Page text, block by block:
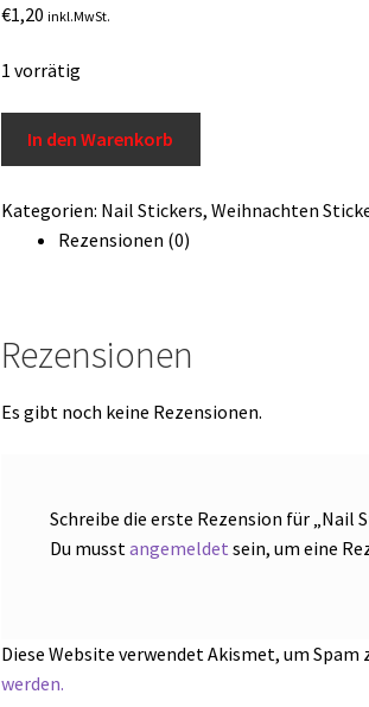
€1,20 inkl.MwSt.
1 vorrätig
Menge
In den Warenkorb
Kategorien: Nail Stickers, Weihnachten
Rezensionen (0)
Rezensionen
Es gibt noch keine Rezensionen.
Schreibe die erste Rezension für „Nail
Du musstangemeldet sein, um eine
Diese Website verwendet Akismet, um Spam
werden.